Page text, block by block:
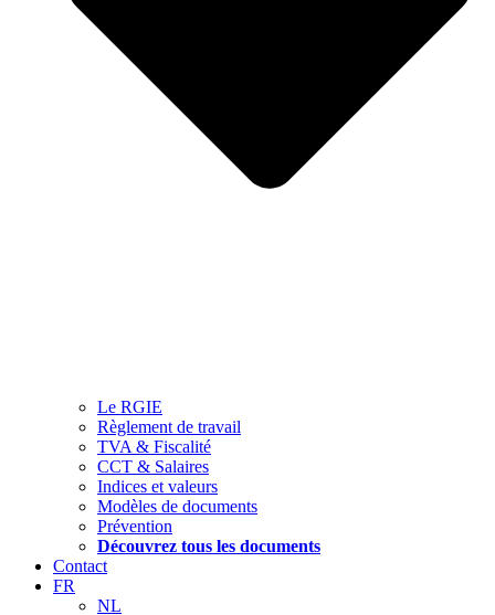
Le RGIE
Règlement de travail
TVA & Fiscalité
CCT & Salaires
Indices et valeurs
Modèles de documents
Prévention
Découvrez tous les documents
Contact
FR
NL